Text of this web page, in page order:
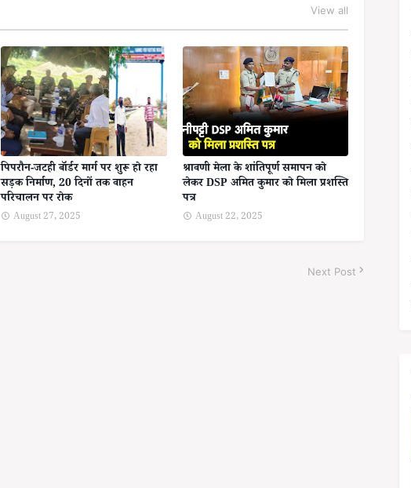
View all
पिपरौन-जटही बॉर्डर मार्ग पर शुरू हो रहा
सड़क निर्माण, 20 दिनों तक वाहन
परिचालन पर रोक
August 27, 2025
श्रावणी मेला के शांतिपूर्ण समापन को
लेकर DSP अमित कुमार को मिला प्रशस्ति
पत्र
August 22, 2025
Next Post